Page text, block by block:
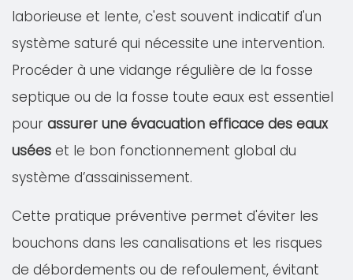
laborieuse et lente, c'est souvent indicatif d'un
système saturé qui nécessite une intervention.
Procéder à une vidange régulière de la fosse
septique ou de la fosse toute eaux est essentiel
pour assurer une évacuation efficace des eaux
usées et le bon fonctionnement global du
système d’assainissement.
Cette pratique préventive permet d'éviter les
bouchons dans les canalisations et les risques
de débordements ou de refoulement, évitant